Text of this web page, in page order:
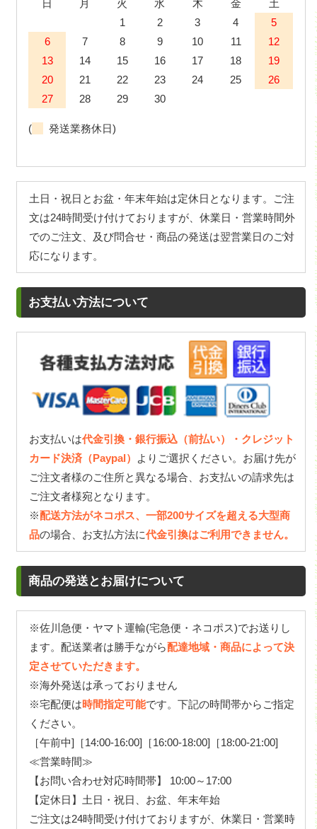
日 月 火 水 木 金
土
1
2 3 4
5
6
7 8 9 10 11
12
13
14 15 16 17 18
19
20
21 22 23 24 25
26
27
28 29 30
( 発送業務休日)
土日・祝日とお盆・年末年始は定休日となります。ご注
文は24時間受け付けておりますが、休業日・営業時間外
でのご注文、及び問合せ・商品の発送は翌営業日のご対
応になります。
お支払い方法について
お支払いは代金引換・銀行振込（前払い）・クレジット
カード決済（Paypal）
よりご選択ください。お届け先が
ご注文者様のご住所と異なる場合、お支払いの請求先は
ご注文者様宛となります。
※配送方法がネコポス、一部200サイズを超える大型商
品の場合、お支払方法に代金引換はご利用できません。
商品の発送とお届けについて
※佐川急便・ヤマト運輸(宅急便・ネコポス)でお送りし
ます。配送業者は勝手ながら配達地域・商品によって決
定させていただきます。
※海外発送は承っておりません
※宅配便は時間指定可能です。下記の時間帯からご指定
ください。
［午前中]［14:00-16:00]［16:00-18:00]［18:00-21:00]
≪営業時間≫
【お問い合わせ対応時間帯】 10:00～17:00
【定休日】土日・祝日、お盆、年末年始
ご注文は24時間受け付けておりますが、休業日・営業時